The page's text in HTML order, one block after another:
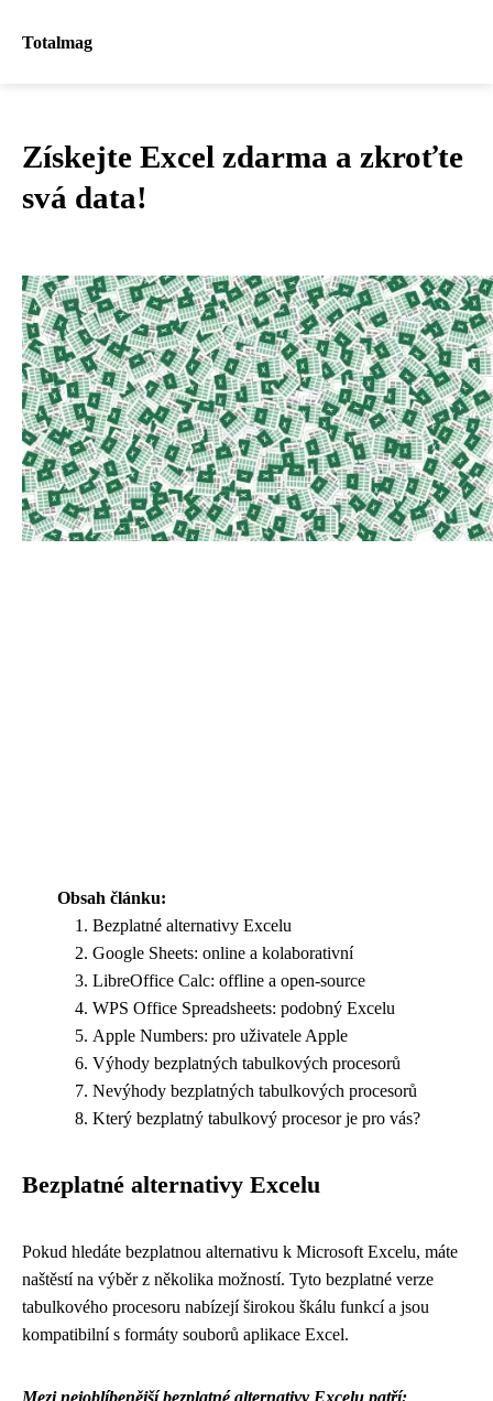
Totalmag
Získejte Excel zdarma a zkroťte
svá data!
Obsah článku:
Bezplatné alternativy Excelu
Google Sheets: online a kolaborativní
LibreOffice Calc: offline a open-source
WPS Office Spreadsheets: podobný Excelu
Apple Numbers: pro uživatele Apple
Výhody bezplatných tabulkových procesorů
Nevýhody bezplatných tabulkových procesorů
Který bezplatný tabulkový procesor je pro vás?
Bezplatné alternativy Excelu
Pokud hledáte bezplatnou alternativu k Microsoft Excelu, máte
naštěstí na výběr z několika možností. Tyto bezplatné verze
tabulkového procesoru nabízejí širokou škálu funkcí a jsou
kompatibilní s formáty souborů aplikace Excel.
Mezi nejoblíbenější bezplatné alternativy Excelu patří: